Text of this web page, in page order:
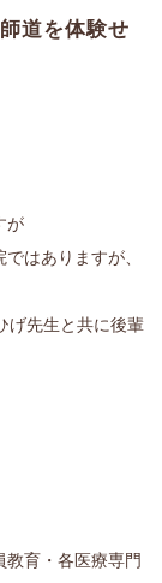
道を体験せ
が
はありますが、
げ先生と共に後輩
育・各医療専門